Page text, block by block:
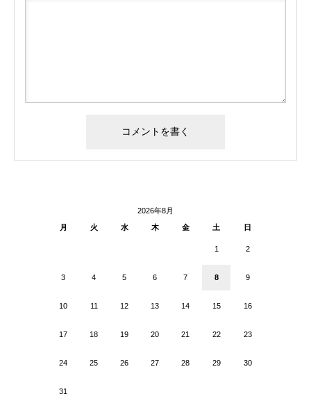
2026年8月
月
火 水 木 金 土 日
1 2
3 4 5 6 7 8 9
10 11 12 13 14 15 16
17 18 19 20 21 22 23
24 25 26 27 28 29 30
31